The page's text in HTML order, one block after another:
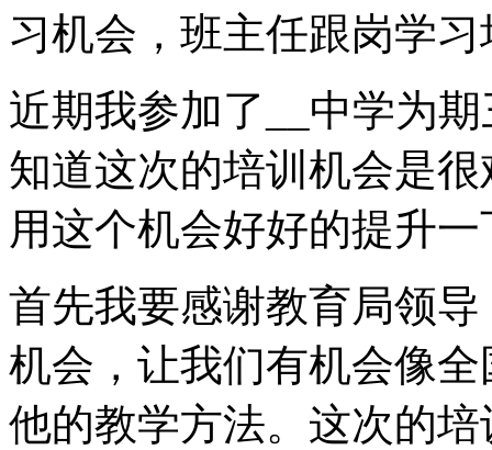
习机会，班主任跟岗学
近期我参加了__中学为
知道这次的培训机会是
用这个机会好好的提升
首先我要感谢教育局领
机会，让我们有机会像
他的教学方法。这次的